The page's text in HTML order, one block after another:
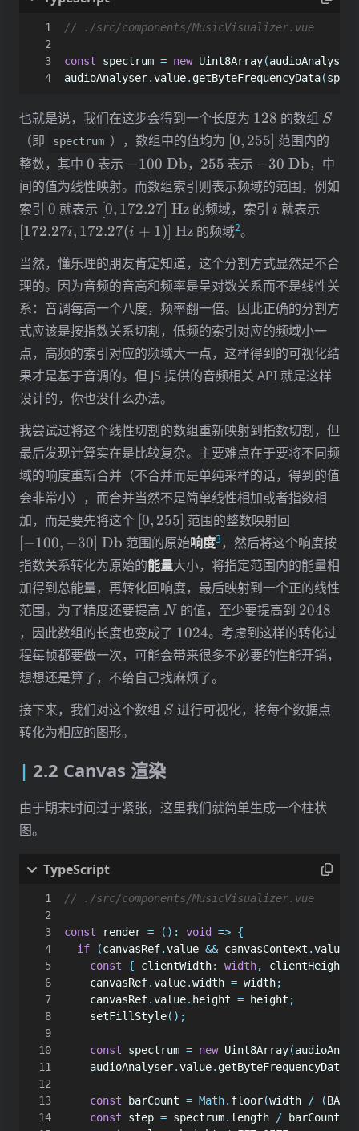
const spectrum = new Uint8Array(audioAnalyser
audioAnalyser.value. getByteFrequencyData(
也就是说，我们在这步会得到一个长度为 128
128 的数组 S
S
（即 spectrum ），数组中的值均为 [0,255]
[0, 255] 范围内的
整数，其中 0
0 表示 -100\
\mathrm{Db}
−100 Db， 255
255 表示 -30\
\mathrm{Db}
−30 Db，中
间的值为线性映射。而数组索引则表示频域的范围，例如
索引 0
0 就表示 [0,172.27]\
\mathrm{Hz}
[0, 172.27] Hz 的频域，索引i
i 就表示
[172.27i, 172.27(i + 1)] Hz的频域2。
当然，懂乐理的朋友肯定知道，这个分割方式显然是不合
理的。因为音频的音高和频率是呈对数关系而不是线性关
系：音调每高一个八度，频率翻一倍。因此正确的分割方
式应该是按指数关系切割，低频的索引对应的频域小一
点，高频的索引对应的频域大一点，这样得到的可视化结
果才是基于音调的。但 JS 提供的音频相关 API 就是这样
设计的，你也没什么办法。
我尝试过将这个线性切割的数组重新映射到指数切割，但
最后发现计算实在是比较复杂。主要难点在于要将不同频
域的响度重新合并（不合并而是单纯采样的话，得到的值
会非常小），而合并当然不是简单线性相加或者指数相
加，而是要先将这个 [0,255]
[0, 255] 范围的整数映射回
[−100, −30] Db 范围的原始响度3，然后将这个响度按
指数关系转化为原始的能量大小，将指定范围内的能量相
加得到总能量，再转化回响度，最后映射到一个正的线性
范围。为了精度还要提高 N
N 的值，至少要提高到 2048
2048
，因此数组的长度也变成了 1024
1024。考虑到这样的转化过
程每帧都要做一次，可能会带来很多不必要的性能开销，
想想还是算了，不给自己找麻烦了。
接下来，我们对这个数组 S
S 进行可视化，将每个数据点
转化为相应的图形。
2.2 Canvas 渲染
由于期末时间过于紧张，这里我们就简单生成一个柱状
图。
const render = () : void => {
if
(canvasRef.value && canvasContext .value
const
{ clientWidth: width, clientHeight
canvasRef.value.width = width;
canvasRef.value. height = height ;
setFillStyle();
const spectrum = new Uint8Array(
audioAnalyser.value. getByteFrequencyData
const barCount = Math. floor(width / (
const
step = spectrum. length / barCount